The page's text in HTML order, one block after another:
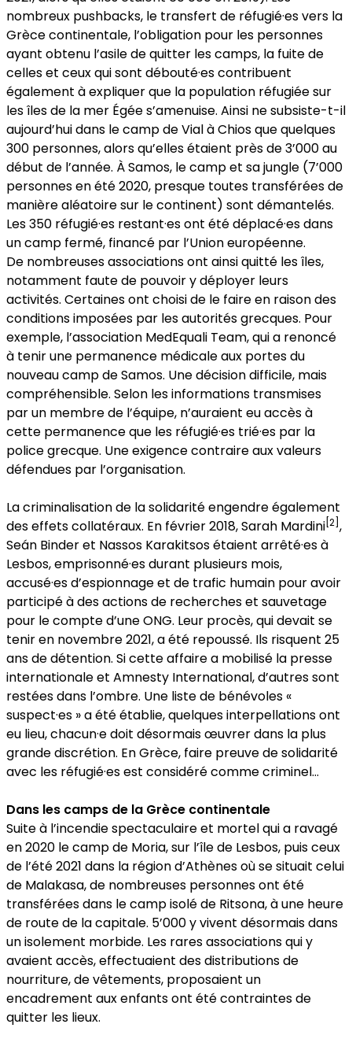
nombreux pushbacks, le transfert de réfugié·es vers la
Grèce continentale, l’obligation pour les personnes
ayant obtenu l’asile de quitter les camps, la fuite de
celles et ceux qui sont débouté·es contribuent
également à expliquer que la population réfugiée sur
les îles de la mer Égée s’amenuise. Ainsi ne subsiste-t-il
aujourd’hui dans le camp de Vial à Chios que quelques
300 personnes, alors qu’elles étaient près de 3’000 au
début de l’année. À Samos, le camp et sa jungle (7’000
personnes en été 2020, presque toutes transférées de
manière aléatoire sur le continent) sont démantelés.
Les 350 réfugié·es restant·es ont été déplacé·es dans
un camp fermé, financé par l’Union européenne.
De nombreuses associations ont ainsi quitté les îles,
notamment faute de pouvoir y déployer leurs
activités. Certaines ont choisi de le faire en raison des
conditions imposées par les autorités grecques. Pour
exemple, l’association MedEquali Team, qui a renoncé
à tenir une permanence médicale aux portes du
nouveau camp de Samos. Une décision difficile, mais
compréhensible. Selon les informations transmises
par un membre de l’équipe, n’auraient eu accès à
cette permanence que les réfugié·es trié·es par la
police grecque. Une exigence contraire aux valeurs
défendues par l’organisation.
La criminalisation de la solidarité engendre également
des effets collatéraux. En février 2018, Sarah Mardini [2] ,
Seán Binder et Nassos Karakitsos étaient arrêté·es à
Lesbos, emprisonné·es durant plusieurs mois,
accusé·es d’espionnage et de trafic humain pour avoir
participé à des actions de recherches et sauvetage
pour le compte d’une ONG. Leur procès, qui devait se
tenir en novembre 2021, a été repoussé. Ils risquent 25
ans de détention. Si cette affaire a mobilisé la presse
internationale et Amnesty International, d’autres sont
restées dans l’ombre. Une liste de bénévoles «
suspect·es » a été établie, quelques interpellations ont
eu lieu, chacun·e doit désormais œuvrer dans la plus
grande discrétion. En Grèce, faire preuve de solidarité
avec les réfugié·es est considéré comme criminel…
Dans les camps de la Grèce continentale
Suite à l’incendie spectaculaire et mortel qui a ravagé
en 2020 le camp de Moria, sur l’île de Lesbos, puis ceux
de l’été 2021 dans la région d’Athènes où se situait celui
de Malakasa, de nombreuses personnes ont été
transférées dans le camp isolé de Ritsona, à une heure
de route de la capitale. 5’000 y vivent désormais dans
un isolement morbide. Les rares associations qui y
avaient accès, effectuaient des distributions de
nourriture, de vêtements, proposaient un
encadrement aux enfants ont été contraintes de
quitter les lieux.